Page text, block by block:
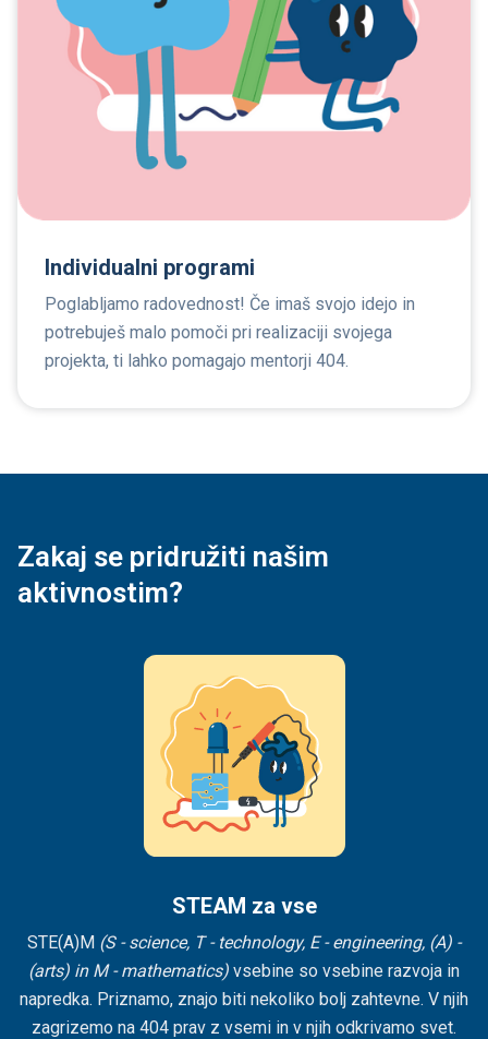
Individualni programi
Poglabljamo radovednost! Če imaš svojo idejo in
potrebuješ malo pomoči pri realizaciji svojega
projekta, ti lahko pomagajo mentorji 404.
Zakaj se pridružiti našim
aktivnostim?
STEAM za vse
STE(A)M (S - science, T - technology, E - engineering, (A) -
(arts) in M - mathematics) vsebine so vsebine razvoja in
napredka. Priznamo, znajo biti nekoliko bolj zahtevne. V njih
zagrizemo na 404 prav z vsemi in v njih odkrivamo svet.